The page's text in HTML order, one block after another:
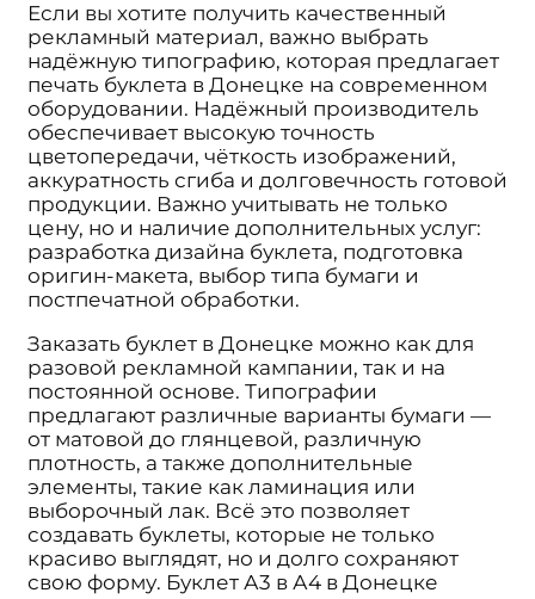
Если вы хотите получить качественный
рекламный материал, важно выбрать
надёжную типографию, которая предлагает
печать буклета в Донецке на современном
оборудовании. Надёжный производитель
обеспечивает высокую точность
цветопередачи, чёткость изображений,
аккуратность сгиба и долговечность готовой
продукции. Важно учитывать не только
цену, но и наличие дополнительных услуг:
разработка дизайна буклета, подготовка
оригин-макета, выбор типа бумаги и
постпечатной обработки.
Заказать буклет в Донецке можно как для
разовой рекламной кампании, так и на
постоянной основе. Типографии
предлагают различные варианты бумаги —
от матовой до глянцевой, различную
плотность, а также дополнительные
элементы, такие как ламинация или
выборочный лак. Всё это позволяет
создавать буклеты, которые не только
красиво выглядят, но и долго сохраняют
свою форму. Буклет А3 в А4 в Донецке